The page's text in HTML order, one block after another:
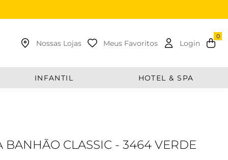
Nossas Lojas Meus Favoritos Login
INFANTIL HOTEL & SPA
BANHÃO CLASSIC - 3464 VERDE